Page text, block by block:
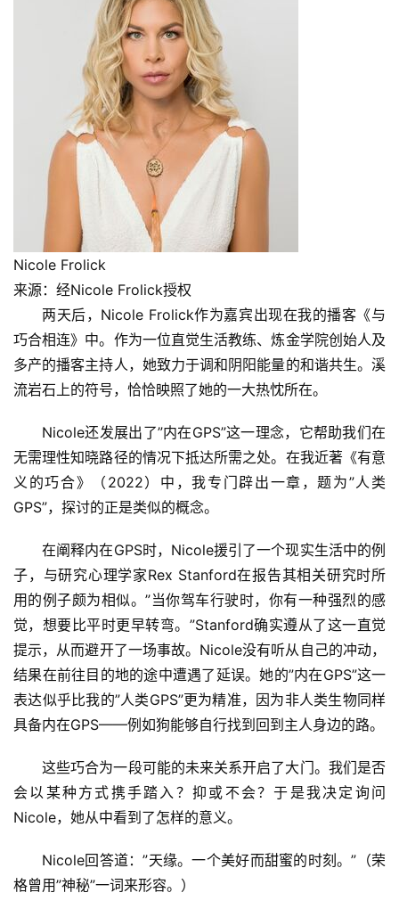
Nicole Frolick
来源：经Nicole Frolick授权
两天后，Nicole Frolick作为嘉宾出现在我的播客《与
巧合相连》中。作为一位直觉生活教练、炼金学院创始人及
多产的播客主持人，她致力于调和阴阳能量的和谐共生。溪
流岩石上的符号，恰恰映照了她的一大热忱所在。
Nicole还发展出了”内在GPS”这一理念，它帮助我们在
无需理性知晓路径的情况下抵达所需之处。在我近著《有意
义的巧合》（2022）中，我专门辟出一章，题为”人类
GPS”，探讨的正是类似的概念。
在阐释内在GPS时，Nicole援引了一个现实生活中的例
子，与研究心理学家Rex Stanford在报告其相关研究时所
用的例子颇为相似。”当你驾车行驶时，你有一种强烈的感
觉，想要比平时更早转弯。”Stanford确实遵从了这一直觉
提示，从而避开了一场事故。Nicole没有听从自己的冲动，
结果在前往目的地的途中遭遇了延误。她的”内在GPS”这一
表达似乎比我的”人类GPS”更为精准，因为非人类生物同样
具备内在GPS——例如狗能够自行找到回到主人身边的路。
这些巧合为一段可能的未来关系开启了大门。我们是否
会以某种方式携手踏入？抑或不会？于是我决定询问
Nicole，她从中看到了怎样的意义。
Nicole回答道：”天缘。一个美好而甜蜜的时刻。”（荣
格曾用”神秘”一词来形容。）